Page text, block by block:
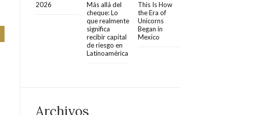
2026
Más allá del
cheque: Lo
que realmente
significa
recibir capital
de riesgo en
Latinoamérica
This Is How
the Era of
Unicorns
Began in
Mexico
Archivos